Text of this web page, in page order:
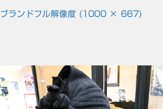
ブランドフル解像度 (1000 × 667)